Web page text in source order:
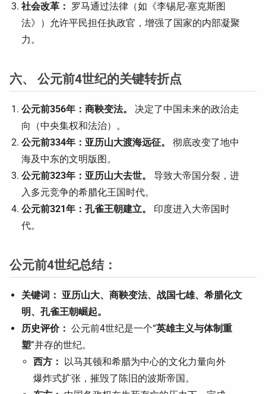
社会改革： 罗马通过法律（如《李锡尼-塞克斯图
法》）允许平民担任执政官，增强了国家的内部凝聚
力。
六、 公元前4世纪的关键转折点
公元前356年：商鞅变法。
决定了中国未来的政治走
向（中央集权和法治）。
公元前334年：亚历山大渡海远征。
彻底改变了地中
海及中东的文明版图。
公元前323年：亚历山大去世。
导致大帝国分裂，进
入多元竞争的希腊化王国时代。
公元前321年：孔雀王朝建立。
印度进入大帝国时
代。
公元前4世纪总结：
关键词： 亚历山大、商鞅变法、战国七雄、希腊化文
明、孔雀王朝崛起。
历史评价： 公元前4世纪是一个“英雄主义与体制重
塑”并存的世纪。
西方： 以马其顿和希腊为中心的文化力量向外
爆炸式扩张，摧毁了陈旧的波斯帝国。